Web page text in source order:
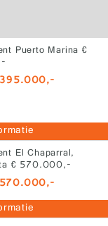
Puerto Marina €
El Chaparral,
€ 570.000,-